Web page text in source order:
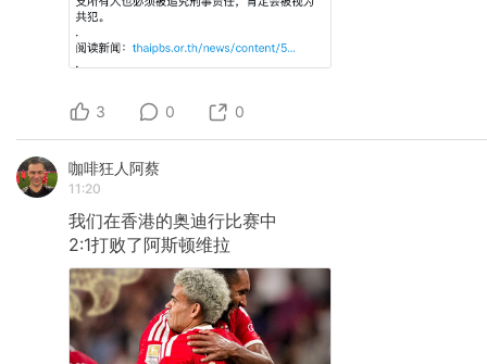
3 0 0
咖啡狂人阿蔡
11:20
我们在香港的奥迪行比赛中
2:1打败了阿斯顿维拉